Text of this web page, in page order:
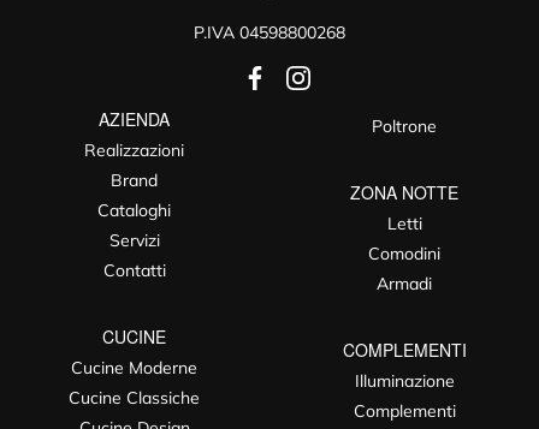
P.IVA 04598800268
AZIENDA
Realizzazioni
Brand
Cataloghi
Servizi
Contatti
CUCINE
Cucine Moderne
Cucine Classiche
Poltrone
ZONA NOTTE
Letti
Comodini
Armadi
COMPLEMENTI
Illuminazione
Complementi